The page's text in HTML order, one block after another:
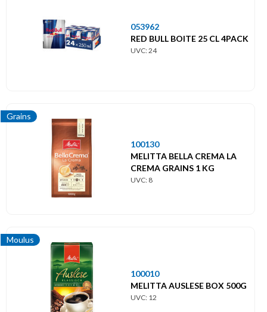
053962
RED BULL BOITE 25 CL 4PACK
UVC: 24
Grains
100130
MELITTA BELLA CREMA LA
CREMA GRAINS 1 KG
UVC: 8
Moulus
100010
MELITTA AUSLESE BOX 500G
UVC: 12